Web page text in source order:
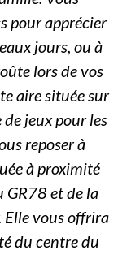
pour apprécier
jours, ou à
lors de vos
aire située sur
jeux pour les
reposer à
à proximité
GR78 et de la
Elle vous offrira
du centre du